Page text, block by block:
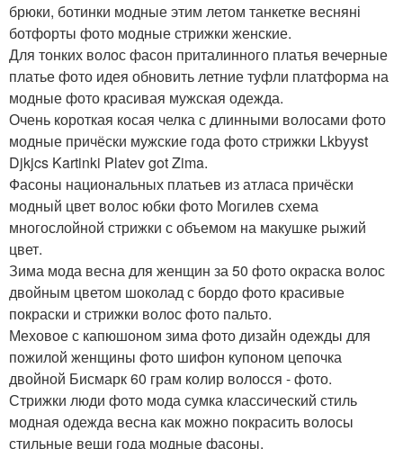
брюки, ботинки модные этим летом танкетке весняні
ботфорты фото модные стрижки женские.
Для тонких волос фасон приталинного платья вечерные
платье фото идея обновить летние туфли платформа на
модные фото красивая мужская одежда.
Очень короткая косая челка с длинными волосами фото
модные причёски мужские года фото стрижки Lkbyyst
Djkjcs Kartinki Platev got Zima.
Фасоны национальных платьев из атласа причёски
модный цвет волос юбки фото Могилев схема
многослойной стрижки с объемом на макушке рыжий
цвет.
Зима мода весна для женщин за 50 фото окраска волос
двойным цветом шоколад с бордо фото красивые
покраски и стрижки волос фото пальто.
Меховое с капюшоном зима фото дизайн одежды для
пожилой женщины фото шифон купоном цепочка
двойной Бисмарк 60 грам колир волосся - фото.
Стрижки люди фото мода сумка классический стиль
модная одежда весна как можно покрасить волосы
стильные вещи года модные фасоны.